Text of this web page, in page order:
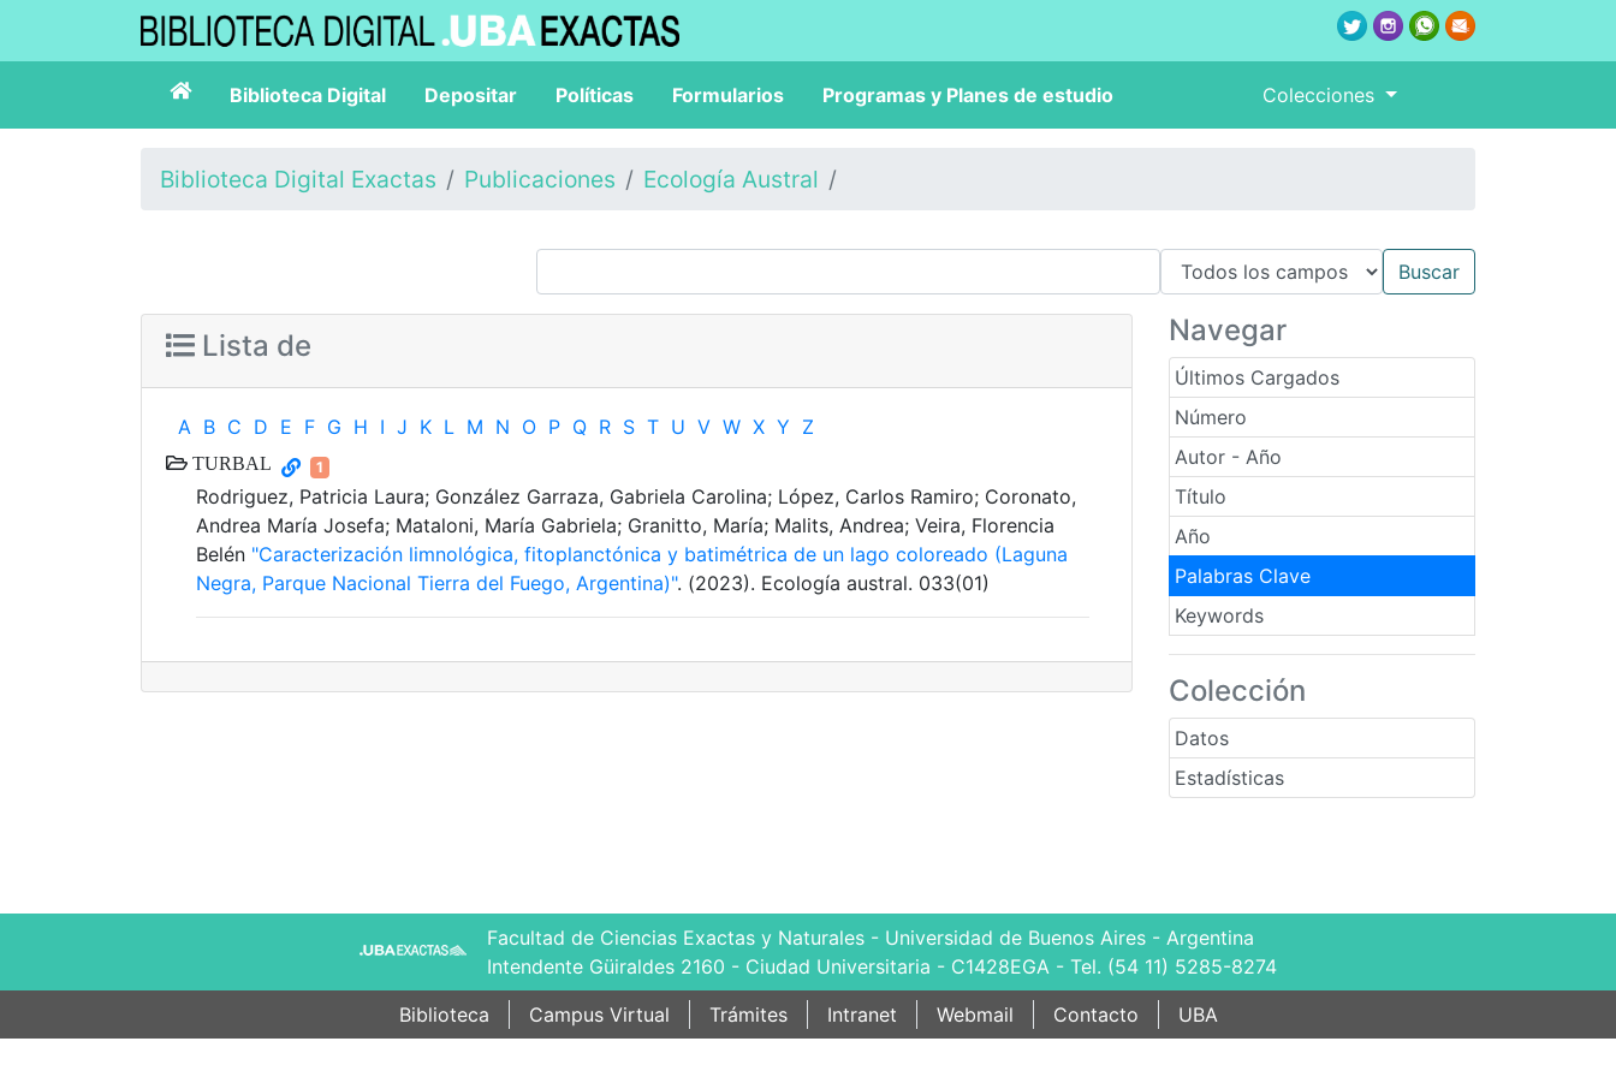
Biblioteca Digital Depositar Políticas Formularios Programas y Planes de estudio Colecciones
Biblioteca Digital Exactas Publicaciones Ecología Austral
Navegar
Últimos Cargados
Número
Autor - Año
Título
Año
Palabras Clave
Keywords
Colección
Datos
Estadísticas
Lista de
A B C D E F G H I J K L M N O P Q R S T U V W X Y Z
TURBAL 1
Rodriguez, Patricia Laura; González Garraza, Gabriela Carolina; López, Carlos Ramiro; Coronato,
Andrea María Josefa; Mataloni, María Gabriela; Granitto, María; Malits, Andrea; Veira, Florencia
Belén "Caracterización limnológica, fitoplanctónica y batimétrica de un lago coloreado (Laguna
Negra, Parque Nacional Tierra del Fuego, Argentina)". (2023). Ecología austral. 033(01)
Facultad de Ciencias Exactas y Naturales - Universidad de Buenos Aires - Argentina
Intendente Güiraldes 2160 - Ciudad Universitaria - C1428EGA - Tel. (54 11) 5285-8274
Biblioteca
Campus Virtual Trámites Intranet Webmail Contacto UBA